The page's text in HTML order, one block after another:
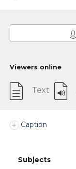
Viewers online
Text
Caption
Subjects